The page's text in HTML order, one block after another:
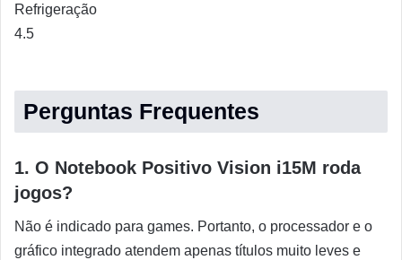
Refrigeração
4.5
Perguntas Frequentes
1. O Notebook Positivo Vision i15M roda
jogos?
Não é indicado para games. Portanto, o processador e o
gráfico integrado atendem apenas títulos muito leves e